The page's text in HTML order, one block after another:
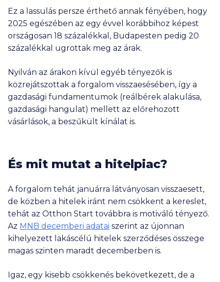
Ez a lassulás persze érthető annak fényében, hogy
2025 egészében az egy évvel korábbihoz képest
országosan 18 százalékkal, Budapesten pedig 20
százalékkal ugrottak meg az árak.
Nyilván az árakon kívül egyéb tényezők is
közrejátszottak a forgalom visszaesésében, így a
gazdasági fundamentumok (reálbérek alakulása,
gazdasági hangulat) mellett az előrehozott
vásárlások, a beszűkült kínálat is.
És mit mutat a hitelpiac?
A forgalom tehát januárra látványosan visszaesett,
de közben a hitelek iránt nem csökkent a kereslet,
tehát az Otthon Start továbbra is motiváló tényező.
Az MNB decemberi adatai szerint az újonnan
kihelyezett lakáscélú hitelek szerződéses összege
magas szinten maradt decemberben is.
Igaz, egy kisebb csökkenés bekövetkezett, de a